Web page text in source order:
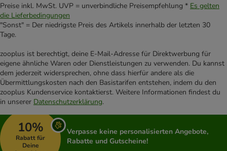
Preise inkl. MwSt. UVP = unverbindliche Preisempfehlung * Es gelten
die Lieferbedingungen
"Sonst" = Der niedrigste Preis des Artikels innerhalb der letzten 30
Tage.
zooplus ist berechtigt, deine E-Mail-Adresse für Direktwerbung für
eigene ähnliche Waren oder Dienstleistungen zu verwenden. Du kannst
dem jederzeit widersprechen, ohne dass hierfür andere als die
Übermittlungskosten nach den Basistarifen entstehen, indem du den
zooplus Kundenservice kontaktierst. Weitere Informationen findest du
in unserer Datenschutzerklärung.
10%
Rabatt für
Deine
Verpasse keine personalisierten Angebote,
Rabatte und Gutscheine!